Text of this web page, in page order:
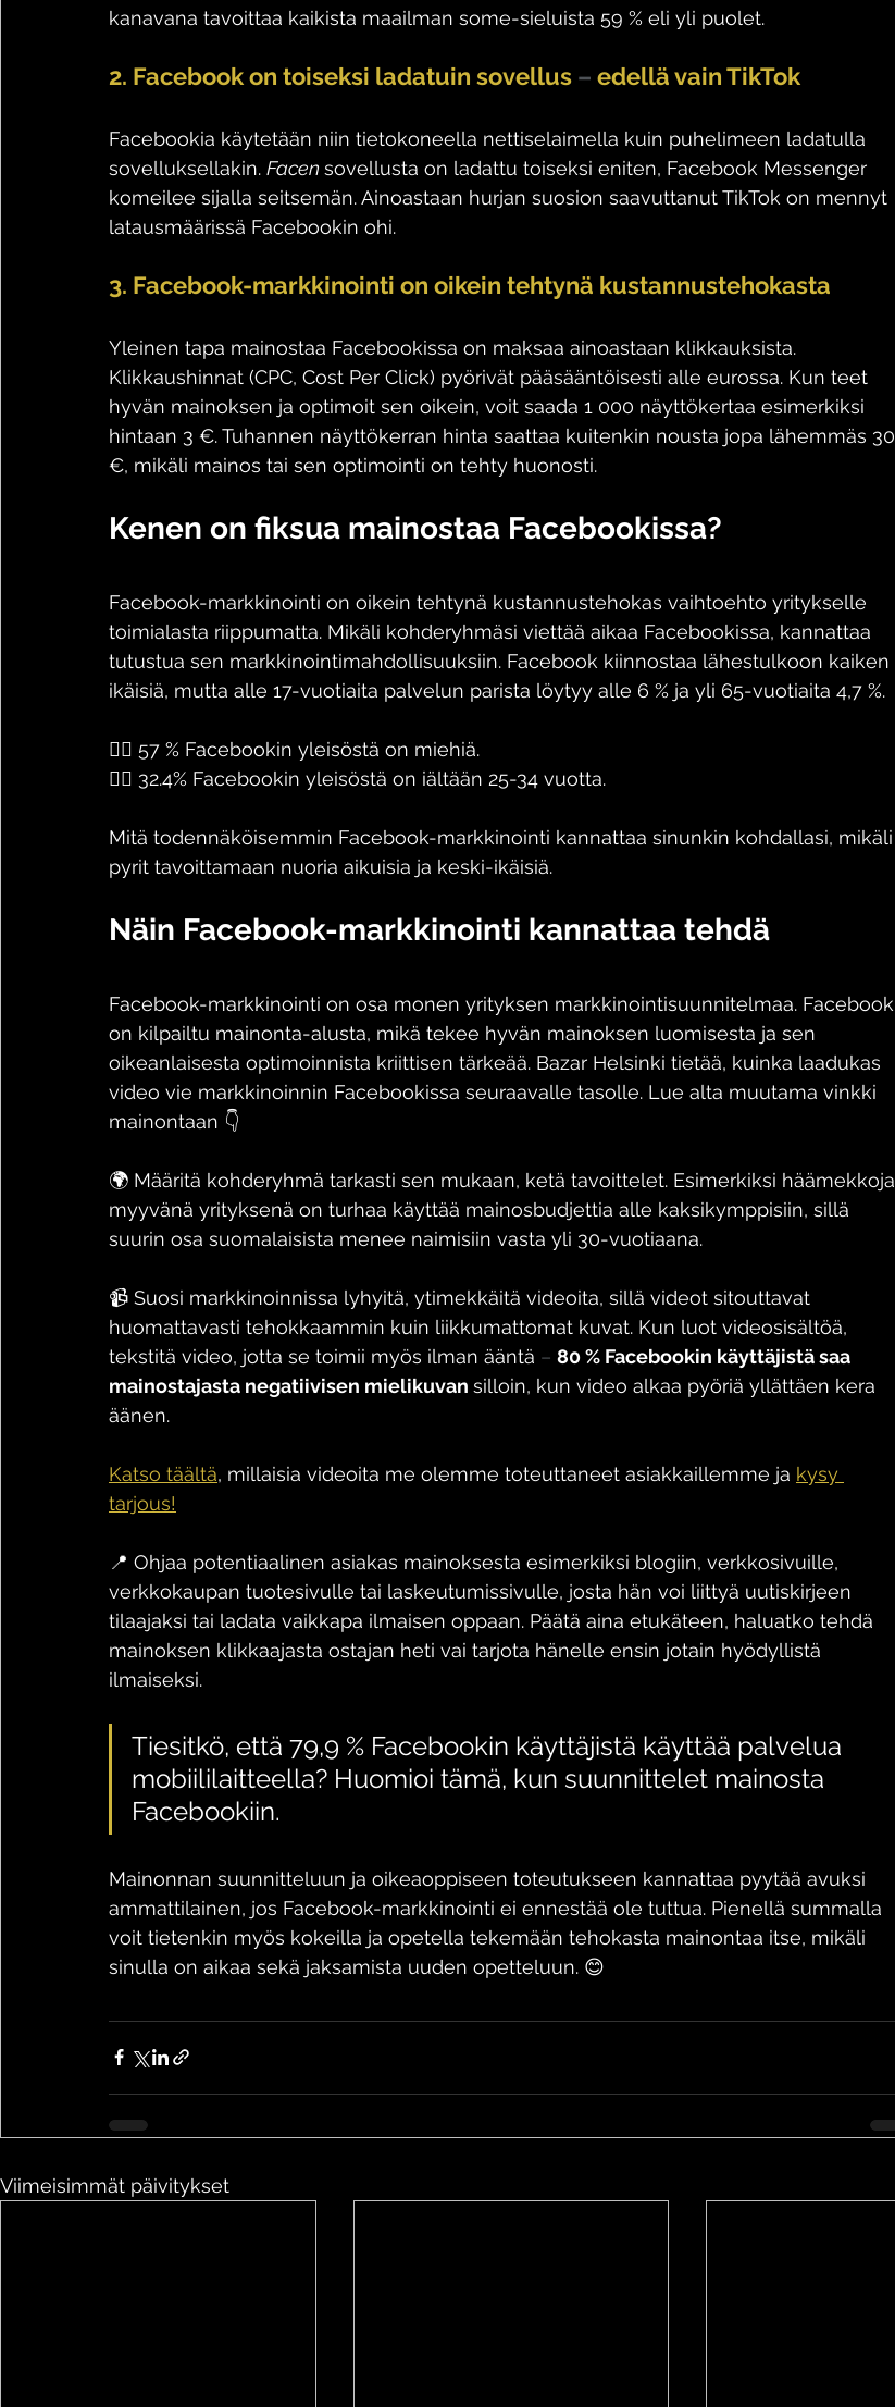
kanavana tavoittaa kaikista maailman some-sieluista 59 % eli yli puolet.
2. Facebook on toiseksi ladatuin sovellus – edellä vain TikTok
Facebookia käytetään niin tietokoneella nettiselaimella kuin puhelimeen ladatulla
sovelluksellakin. Facen sovellusta on ladattu toiseksi eniten, Facebook Messenger
komeilee sijalla seitsemän. Ainoastaan hurjan suosion saavuttanut TikTok on mennyt
latausmäärissä Facebookin ohi.
3. Facebook-markkinointi on oikein tehtynä kustannustehokasta
Yleinen tapa mainostaa Facebookissa on maksaa ainoastaan klikkauksista.
Klikkaushinnat (CPC, Cost Per Click) pyörivät pääsääntöisesti alle eurossa. Kun teet
hyvän mainoksen ja optimoit sen oikein, voit saada 1 000 näyttökertaa esimerkiksi
hintaan 3 €. Tuhannen näyttökerran hinta saattaa kuitenkin nousta jopa lähemmäs 30
€, mikäli mainos tai sen optimointi on tehty huonosti.
Kenen on fiksua mainostaa Facebookissa?
Facebook-markkinointi on oikein tehtynä kustannustehokas vaihtoehto yritykselle
toimialasta riippumatta. Mikäli kohderyhmäsi viettää aikaa Facebookissa, kannattaa
tutustua sen markkinointimahdollisuuksiin. Facebook kiinnostaa lähestulkoon kaiken
ikäisiä, mutta alle 17-vuotiaita palvelun parista löytyy alle 6 % ja yli 65-vuotiaita 4,7 %.
🧍‍♂️ 57 % Facebookin yleisöstä on miehiä.
👱‍♀️ 32.4% Facebookin yleisöstä on iältään 25-34 vuotta.
Mitä todennäköisemmin Facebook-markkinointi kannattaa sinunkin kohdallasi, mikäli
pyrit tavoittamaan nuoria aikuisia ja keski-ikäisiä.
Näin Facebook-markkinointi kannattaa tehdä
Facebook-markkinointi on osa monen yrityksen markkinointisuunnitelmaa. Facebook
on kilpailtu mainonta-alusta, mikä tekee hyvän mainoksen luomisesta ja sen
oikeanlaisesta optimoinnista kriittisen tärkeää. Bazar Helsinki tietää, kuinka laadukas
video vie markkinoinnin Facebookissa seuraavalle tasolle. Lue alta muutama vinkki
mainontaan 👇
🌍 Määritä kohderyhmä tarkasti sen mukaan, ketä tavoittelet. Esimerkiksi häämekkoja
myyvänä yrityksenä on turhaa käyttää mainosbudjettia alle kaksikymppisiin, sillä
suurin osa suomalaisista menee naimisiin vasta yli 30-vuotiaana.
📹 Suosi markkinoinnissa lyhyitä, ytimekkäitä videoita, sillä videot sitouttavat
huomattavasti tehokkaammin kuin liikkumattomat kuvat. Kun luot videosisältöä,
tekstitä video, jotta se toimii myös ilman ääntä – 80 % Facebookin käyttäjistä saa
mainostajasta negatiivisen mielikuvan silloin, kun video alkaa pyöriä yllättäen kera
äänen.
Katso täältä, millaisia videoita me olemme toteuttaneet asiakkaillemme ja kysy
tarjous!
📍 Ohjaa potentiaalinen asiakas mainoksesta esimerkiksi blogiin, verkkosivuille,
verkkokaupan tuotesivulle tai laskeutumissivulle, josta hän voi liittyä uutiskirjeen
tilaajaksi tai ladata vaikkapa ilmaisen oppaan. Päätä aina etukäteen, haluatko tehdä
mainoksen klikkaajasta ostajan heti vai tarjota hänelle ensin jotain hyödyllistä
ilmaiseksi.
Tiesitkö, että 79,9 % Facebookin käyttäjistä käyttää palvelua
mobiililaitteella? Huomioi tämä, kun suunnittelet mainosta
Facebookiin.
Mainonnan suunnitteluun ja oikeaoppiseen toteutukseen kannattaa pyytää avuksi
ammattilainen, jos Facebook-markkinointi ei ennestää ole tuttua. Pienellä summalla
voit tietenkin myös kokeilla ja opetella tekemään tehokasta mainontaa itse, mikäli
sinulla on aikaa sekä jaksamista uuden opetteluun. 😊
Viimeisimmät päivitykset